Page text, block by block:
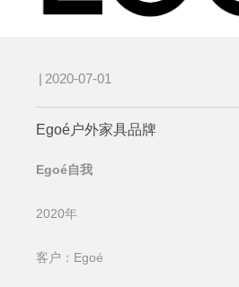
| 2020-07-01
Egoé户外家具品牌
Egoé自我
2020年
客户： Egoé